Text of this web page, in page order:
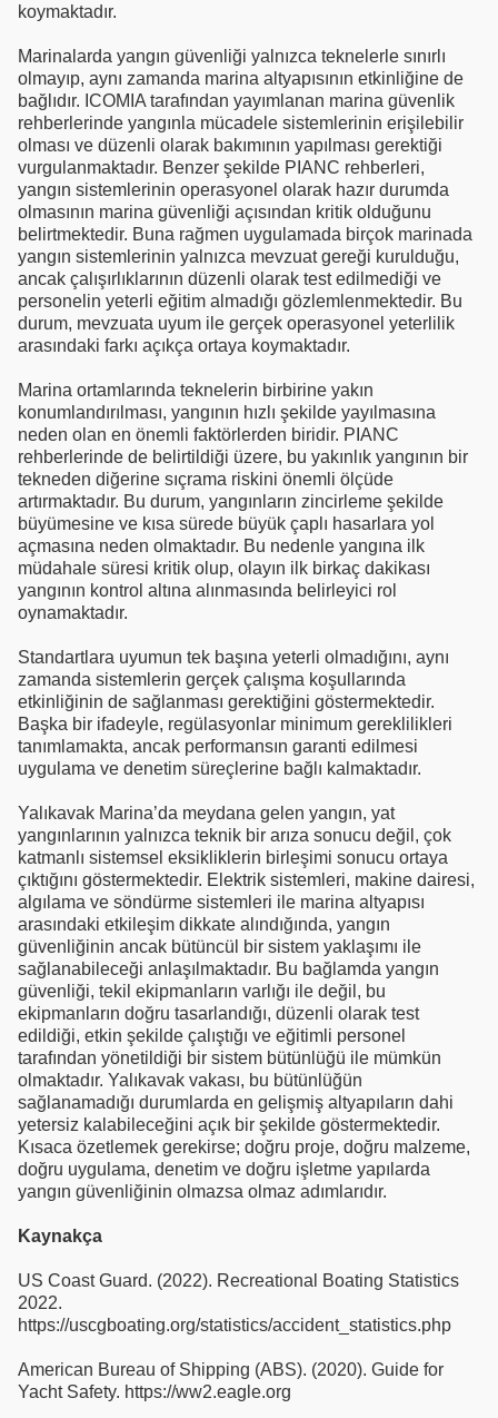
koymaktadır.
Marinalarda yangın güvenliği yalnızca teknelerle sınırlı
olmayıp, aynı zamanda marina altyapısının etkinliğine de
bağlıdır. ICOMIA tarafından yayımlanan marina güvenlik
rehberlerinde yangınla mücadele sistemlerinin erişilebilir
olması ve düzenli olarak bakımının yapılması gerektiği
vurgulanmaktadır. Benzer şekilde PIANC rehberleri,
yangın sistemlerinin operasyonel olarak hazır durumda
olmasının marina güvenliği açısından kritik olduğunu
belirtmektedir. Buna rağmen uygulamada birçok marinada
yangın sistemlerinin yalnızca mevzuat gereği kurulduğu,
ancak çalışırlıklarının düzenli olarak test edilmediği ve
personelin yeterli eğitim almadığı gözlemlenmektedir. Bu
durum, mevzuata uyum ile gerçek operasyonel yeterlilik
arasındaki farkı açıkça ortaya koymaktadır.
Marina ortamlarında teknelerin birbirine yakın
konumlandırılması, yangının hızlı şekilde yayılmasına
neden olan en önemli faktörlerden biridir. PIANC
rehberlerinde de belirtildiği üzere, bu yakınlık yangının bir
tekneden diğerine sıçrama riskini önemli ölçüde
artırmaktadır. Bu durum, yangınların zincirleme şekilde
büyümesine ve kısa sürede büyük çaplı hasarlara yol
açmasına neden olmaktadır. Bu nedenle yangına ilk
müdahale süresi kritik olup, olayın ilk birkaç dakikası
yangının kontrol altına alınmasında belirleyici rol
oynamaktadır.
Standartlara uyumun tek başına yeterli olmadığını, aynı
zamanda sistemlerin gerçek çalışma koşullarında
etkinliğinin de sağlanması gerektiğini göstermektedir.
Başka bir ifadeyle, regülasyonlar minimum gereklilikleri
tanımlamakta, ancak performansın garanti edilmesi
uygulama ve denetim süreçlerine bağlı kalmaktadır.
Yalıkavak Marina’da meydana gelen yangın, yat
yangınlarının yalnızca teknik bir arıza sonucu değil, çok
katmanlı sistemsel eksikliklerin birleşimi sonucu ortaya
çıktığını göstermektedir. Elektrik sistemleri, makine dairesi,
algılama ve söndürme sistemleri ile marina altyapısı
arasındaki etkileşim dikkate alındığında, yangın
güvenliğinin ancak bütüncül bir sistem yaklaşımı ile
sağlanabileceği anlaşılmaktadır. Bu bağlamda yangın
güvenliği, tekil ekipmanların varlığı ile değil, bu
ekipmanların doğru tasarlandığı, düzenli olarak test
edildiği, etkin şekilde çalıştığı ve eğitimli personel
tarafından yönetildiği bir sistem bütünlüğü ile mümkün
olmaktadır. Yalıkavak vakası, bu bütünlüğün
sağlanamadığı durumlarda en gelişmiş altyapıların dahi
yetersiz kalabileceğini açık bir şekilde göstermektedir.
Kısaca özetlemek gerekirse; doğru proje, doğru malzeme,
doğru uygulama, denetim ve doğru işletme yapılarda
yangın güvenliğinin olmazsa olmaz adımlarıdır.
Kaynakça
US Coast Guard. (2022). Recreational Boating Statistics
2022.
https://uscgboating.org/statistics/accident_statistics.php
American Bureau of Shipping (ABS). (2020). Guide for
Yacht Safety. https://ww2.eagle.org